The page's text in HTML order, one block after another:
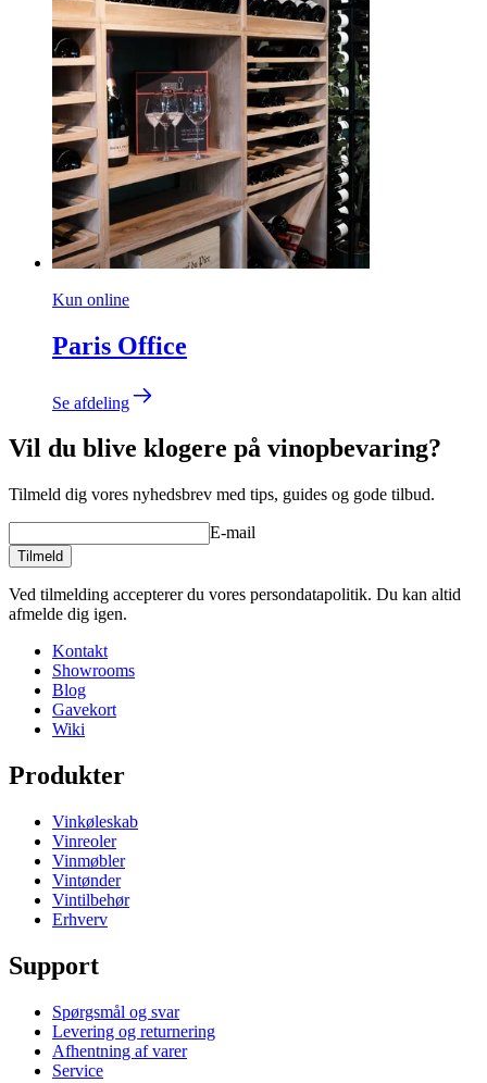
Kun online
Paris Office
Se afdeling
Vil du blive klogere på vinopbevaring?
Tilmeld dig vores nyhedsbrev med tips, guides og gode tilbud.
E-mail
Tilmeld
Ved tilmelding accepterer du vores persondatapolitik. Du kan altid
afmelde dig igen.
Kontakt
Showrooms
Blog
Gavekort
Wiki
Produkter
Vinkøleskab
Vinreoler
Vinmøbler
Vintønder
Vintilbehør
Erhverv
Support
Spørgsmål og svar
Levering og returnering
Afhentning af varer
Service